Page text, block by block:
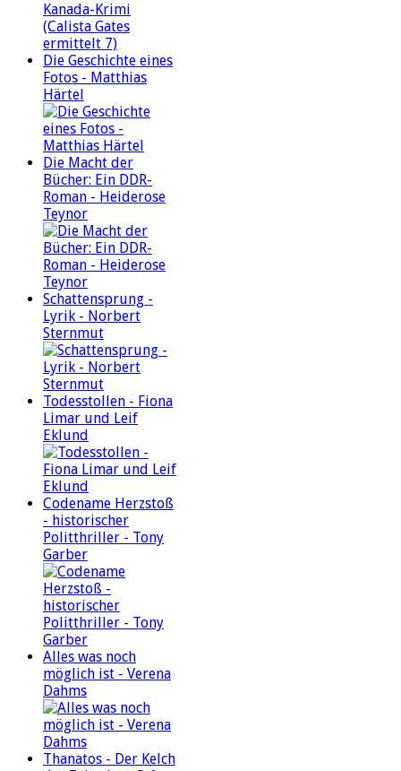
Die Geschichte eines
Fotos - Matthias
Härtel
Die Macht der
Bücher: Ein DDR-
Roman - Heiderose
Teynor
Schattensprung -
Lyrik - Norbert
Sternmut
Todesstollen - Fiona
Limar und Leif
Eklund
Codename Herzstoß
- historischer
Politthriller - Tony
Garber
Alles was noch
möglich ist - Verena
Dahms
Thanatos - Der Kelch